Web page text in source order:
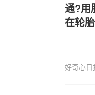
通?用
在轮
好奇心日